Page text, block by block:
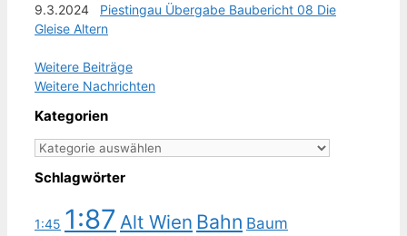
9.3.2024 Piestingau Übergabe Baubericht 08 Die
Gleise Altern
Weitere Beiträge
Weitere Nachrichten
Kategorien
Kategorien
Schlagwörter
1:45 1:87 Alt Wien Bahn Baum